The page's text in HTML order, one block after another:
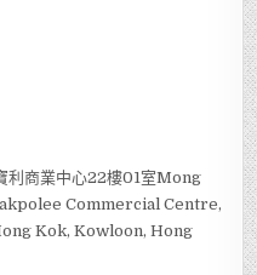
利商業中心22樓01室Mong
Commercial Centre,
Kok, Kowloon, Hong